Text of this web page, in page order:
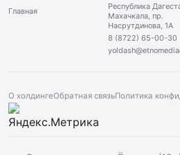
Главная
Республика
Махачкала, пр.
Насрутдинова, 1А
8 (8722) 65-00-30
О холдингеОбратная связьПолитика